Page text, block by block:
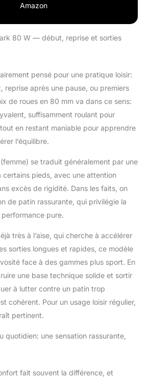
Amazon
80 W — début, reprise et sorties
pensé pour une pratique loisir:
reprise après une pause, ou premiers
de roues en 80 mm va dans ce sens:
suffisamment roulant pour
en restant maniable pour apprendre
l’équilibre.
se traduit généralement par une
certains pieds, avec une attention
excès de rigidité. Dans les faits, on
de patin rassurante, qui privilégie la
pure.
très à l’aise, qui cherche à accélérer
sorties longues et rapides, ce modèle
face à des gammes plus sport. En
une base technique solide et sortir
à lutter contre un patin trop
cohérent. Pour un usage loisir régulier,
pertinent.
quotidien: une sensation rassurante,
fait souvent la différence, et